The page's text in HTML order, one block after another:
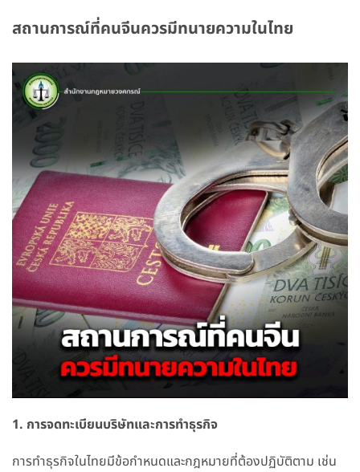
สถานการณ์ที่คนจีนควรมีทนายความในไทย
1. การจดทะเบียนบริษัทและการทำธุรกิจ
การทำธุรกิจในไทยมีข้อกำหนดและกฎหมายที่ต้องปฏิบัติตาม เช่น